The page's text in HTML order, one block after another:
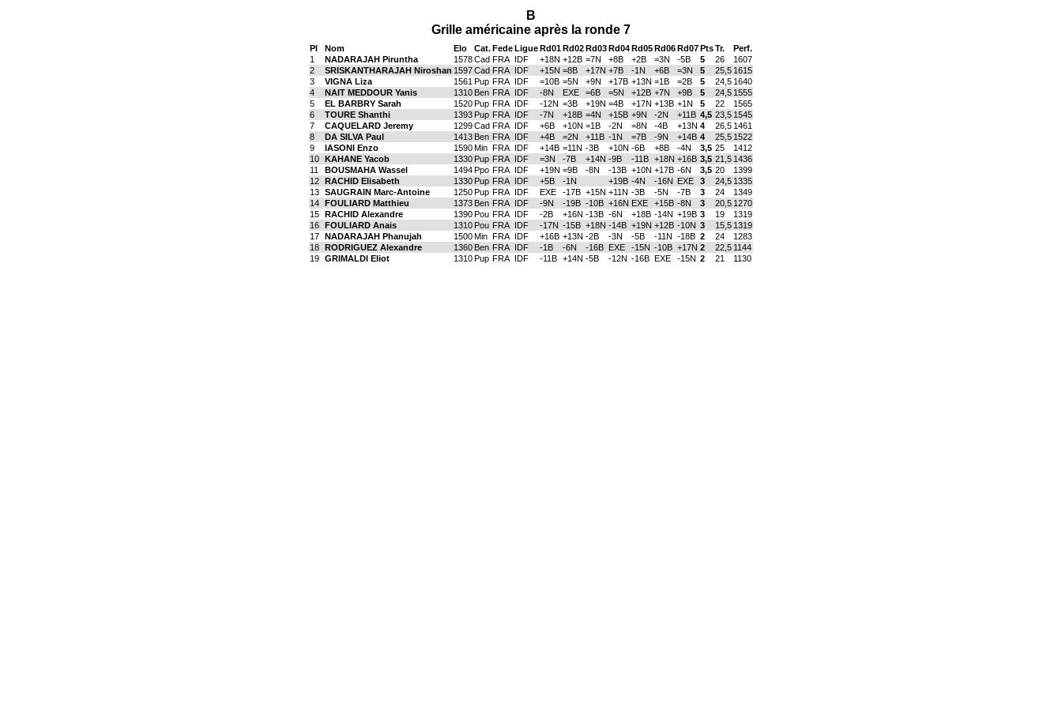
B
Grille américaine après la ronde 7
Pl Nom Elo Cat.FedeLigueRd01Rd02Rd03Rd04Rd05Rd06Rd07PtsTr.
Perf.
1
NADARAJAH Piruntha 1578Cad FRA IDF +18N +12B =7N +8B +2B =3N -5B 5 26
1607
2
SRISKANTHARAJAH Niroshan 1597Cad FRA IDF +15N =8B +17N +7B -1N +6B =3N 5 25,5 1615
3
VIGNA Liza 1561 Pup FRA IDF =10B =5N +9N +17B +13N =1B =2B 5 24,5 1640
4
NAIT MEDDOUR Yanis 1310 Ben FRA IDF -8N EXE =6B =5N +12B +7N +9B 5 24,5 1555
5
EL BARBRY Sarah 1520Pup FRA IDF -12N =3B +19N =4B +17N +13B +1N 5 22
1565
6
TOURE Shanthi 1393 Pup FRA IDF -7N +18B =4N +15B +9N -2N +11B 4,5 23,5 1545
7
CAQUELARD Jeremy 1299Cad FRA IDF +6B +10N =1B -2N =8N -4B +13N 4 26,5 1461
8
DA SILVA Paul 1413 Ben FRA IDF +4B =2N +11B -1N =7B -9N +14B 4 25,5 1522
9
IASONI Enzo 1590Min FRA IDF +14B =11N -3B +10N -6B +8B -4N 3,5 25
1412
10 KAHANE Yacob 1330 Pup FRA IDF =3N -7B +14N -9B -11B +18N +16B 3,5 21,5 1436
11
BOUSMAHA Wassel 1494Ppo FRA IDF +19N =9B -8N -13B +10N +17B -6N 3,5 20
1399
12 RACHID Elisabeth 1330 Pup FRA IDF +5B -1N +19B -4N -16N EXE 3 24,5 1335
13 SAUGRAIN Marc-Antoine 1250Pup FRA IDF EXE -17B +15N +11N -3B -5N -7B 3 24
1349
14 FOULIARD Matthieu 1373 Ben FRA IDF -9N -19B -10B +16N EXE +15B -8N 3 20,5 1270
15 RACHID Alexandre 1390Pou FRA IDF -2B +16N -13B -6N +18B -14N +19B 3 19
1319
16 FOULIARD Anais 1310 Pou FRA IDF -17N -15B +18N -14B +19N +12B -10N 3 15,5 1319
17 NADARAJAH Phanujah 1500Min FRA IDF +16B +13N -2B -3N -5B -11N -18B 2 24
1283
18 RODRIGUEZ Alexandre 1360 Ben FRA IDF -1B -6N -16B EXE -15N -10B +17N 2 22,5 1144
19 GRIMALDI Eliot 1310Pup FRA IDF -11B +14N -5B -12N -16B EXE -15N 2 21 1130